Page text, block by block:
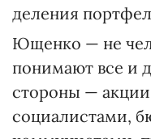
деления
Ющенко — не
понимают все и
стороны —
социалистами,